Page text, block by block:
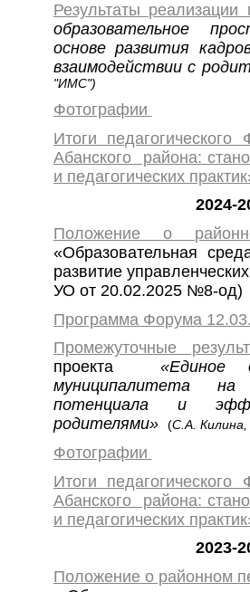
Результаты реализации
образовательное
основе развития
взаимодействии с
"ИМС")
Фотографии
Итоги
Абанского района:
и педагогических
2024-
Положение о
«Образовательная
развитие
УО от 20.02.2025 №8-од)
Программа Форума
Промежуточные
проекта «Единое
муниципалитета на
потенциала и
родителями»
(С.А.
Фотографии
Итоги
Абанского района:
и педагогических
2023-
Положение о районном